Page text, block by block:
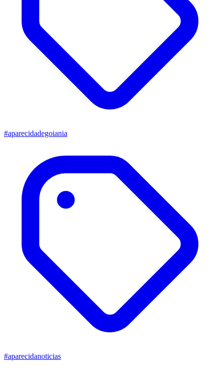
#aparecidadegoiania
#aparecidanoticias